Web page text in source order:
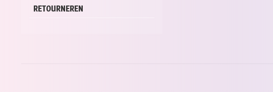
RETOURNEREN